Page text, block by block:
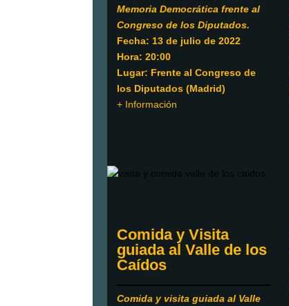
Memoria Democrática frente al
Congreso de los Diputados.
Fecha: 13 de julio de 2022
Hora: 20:00
Lugar: Frente al Congreso de
los Diputados (Madrid)
+ Información
Comida y Visita
guiada al Valle de los
Caídos
Comida y visita guiada al Valle